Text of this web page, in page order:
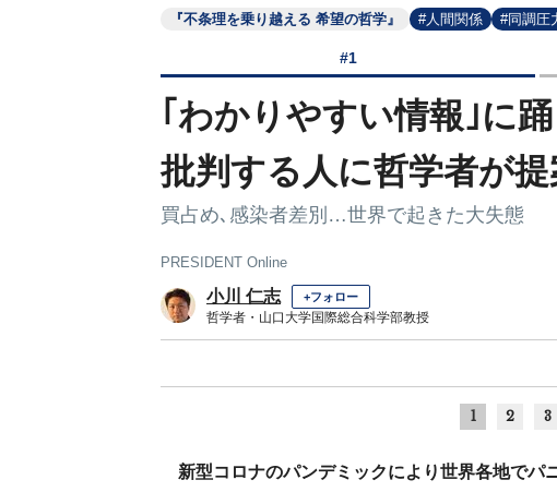
『不条理を乗り越える 希望の哲学』 #人間関係 #同調圧
#1
｢わかりやすい情報｣に
批判する人に哲学者が
買占め､感染者差別…世界で起きた大失態
PRESIDENT Online
小川 仁志 +フォロー
哲学者・山口大学国際総合科学部教授
1 2 3
新型コロナのパンデミックにより世界各地で